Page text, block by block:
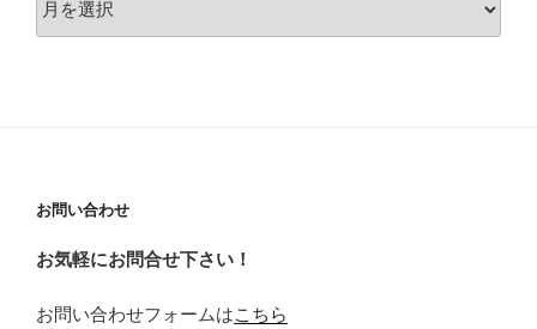
去
お問い合わせ
お気軽にお問合せ下さい！
お問い合わせフォームはこちら